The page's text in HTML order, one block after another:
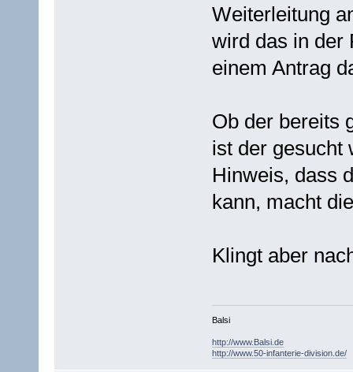
Weiterleitung
wird das in der
einem Antrag
Ob der bereits
ist der gesucht
Hinweis, dass
kann, macht
Klingt aber
Balsi
http://www.Balsi.de
http://www.50-infanterie-division.de/